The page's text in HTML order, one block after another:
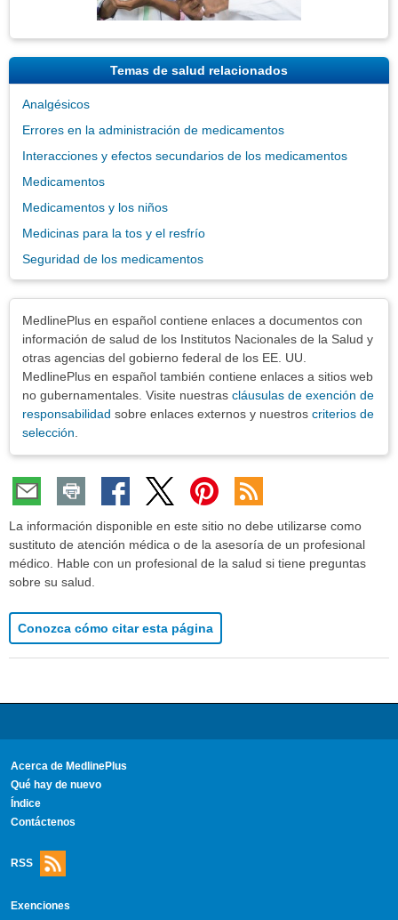
Temas de salud relacionados
Analgésicos
Errores en la administración de medicamentos
Interacciones y efectos secundarios de los medicamentos
Medicamentos
Medicamentos y los niños
Medicinas para la tos y el resfrío
Seguridad de los medicamentos
MedlinePlus en español contiene enlaces a documentos con
información de salud de los Institutos Nacionales de la Salud y
otras agencias del gobierno federal de los EE. UU.
MedlinePlus en español también contiene enlaces a sitios web
no gubernamentales. Visite nuestras cláusulas de exención de
responsabilidad sobre enlaces externos y nuestros criterios de
selección
La información disponible en este sitio no debe utilizarse como
sustituto de atención médica o de la asesoría de un profesional
médico. Hable con un profesional de la salud si tiene preguntas
sobre su salud.
Conozca cómo citar esta página
Acerca de MedlinePlus
Qué hay de nuevo
Índice
Contáctenos
RSS
Exenciones